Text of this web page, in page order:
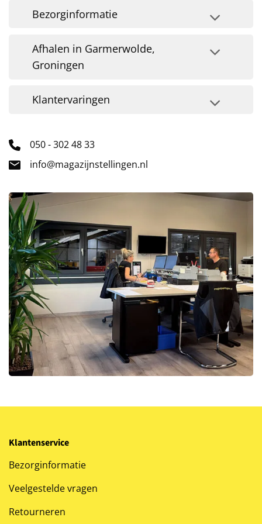
Bezorginformatie
Afhalen in Garmerwolde,
Groningen
Klantervaringen
050 - 302 48 33
info@magazijnstellingen.nl
Klantenservice
Bezorginformatie
Veelgestelde vragen
Retourneren